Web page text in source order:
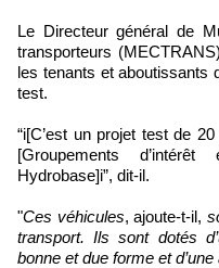
Le Directeur général de
transporteurs
les tenants et aboutissants
test.
“i[C’est un projet test de
[Groupements
Hydrobase]i”, dit-il.
"Ces véhicules, ajoute-t-il,
transport. Ils sont dotés
bonne et due forme et